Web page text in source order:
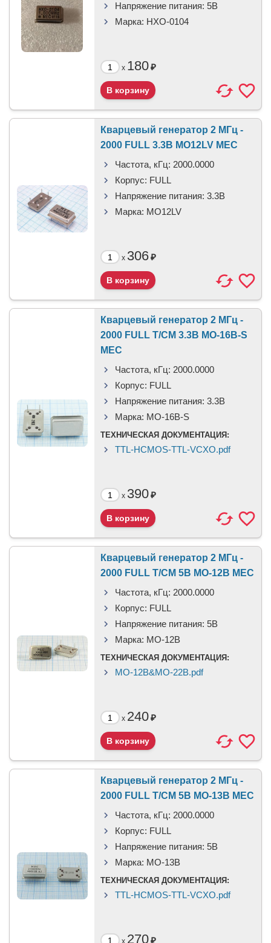
Напряжение питания: 5В
Марка: HXO-0104
x 180₽
Кварцевый генератор 2 МГц -
2000 FULL 3.3В MO12LV MEC
Частота, кГц: 2000.0000
Корпус: FULL
Напряжение питания: 3.3В
Марка: MO12LV
x 306₽
Кварцевый генератор 2 МГц -
2000 FULL T/CM 3.3В MO-16B-S
MEC
Частота, кГц: 2000.0000
Корпус: FULL
Напряжение питания: 3.3В
Марка: MO-16B-S
ТЕХНИЧЕСКАЯ ДОКУМЕНТАЦИЯ:
TTL-HCMOS-TTL-VCXO.pdf
x 390₽
Кварцевый генератор 2 МГц -
2000 FULL T/CM 5В MO-12B MEC
Частота, кГц: 2000.0000
Корпус: FULL
Напряжение питания: 5В
Марка: MO-12B
ТЕХНИЧЕСКАЯ ДОКУМЕНТАЦИЯ:
MO-12B&MO-22B.pdf
x 240₽
Кварцевый генератор 2 МГц -
2000 FULL T/CM 5В MO-13B MEC
Частота, кГц: 2000.0000
Корпус: FULL
Напряжение питания: 5В
Марка: MO-13B
ТЕХНИЧЕСКАЯ ДОКУМЕНТАЦИЯ:
TTL-HCMOS-TTL-VCXO.pdf
x 270₽